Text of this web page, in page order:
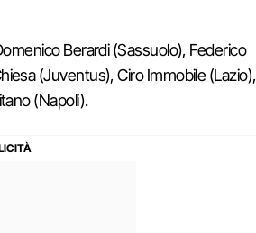
Berardi (Sassuolo), Federico
(Juventus), Ciro Immobile (Lazio),
(Napoli).